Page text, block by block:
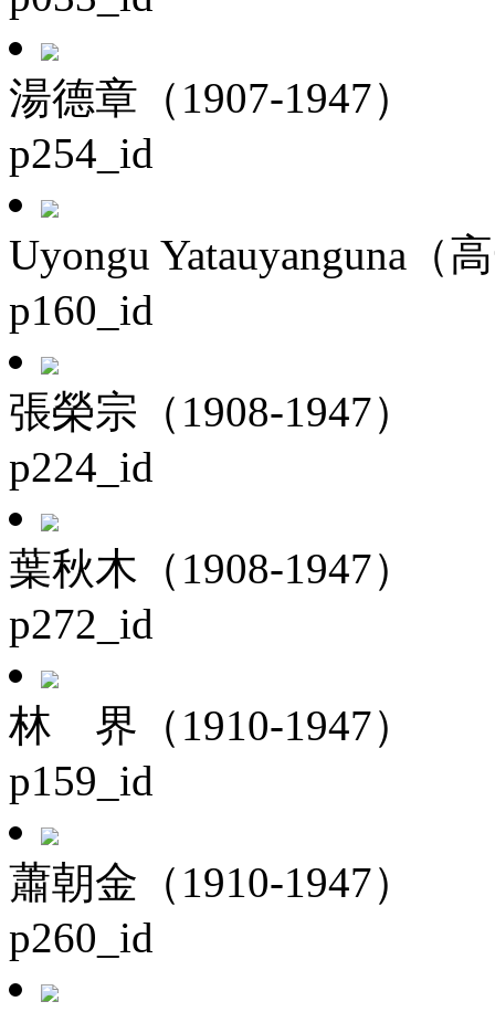
湯德章（1907-1947）
p254_id
Uyongu Yatauyanguna（
p160_id
張榮宗（1908-1947）
p224_id
葉秋木（1908-1947）
p272_id
林 界（1910-1947）
p159_id
蕭朝金（1910-1947）
p260_id